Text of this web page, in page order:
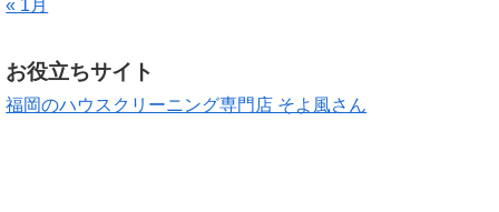
« 1月
お役立ちサイト
福岡のハウスクリーニング専門店 そよ風さん